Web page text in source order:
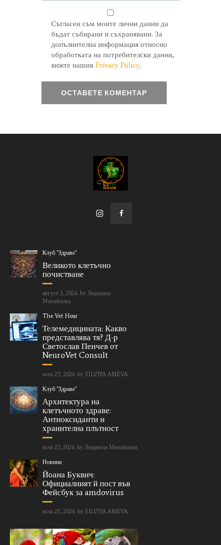
Съгласен съм моите лични данни да
бъдат събирани и съхранявани. За
допълнителна информация относно
обработката на потребителски данни,
вижте нашияPrivacy Policy.
Клуб "Здраве"
Великото клетъчно
почистване
август 3, 2026 by Людмила
Михайлова
The Vet Hour
Телемедицината: Какво
представлява тя? Д-р
Светослав Пенчев от
NeuroVet Consult
юли 29, 2026 by SILVIYA ANEVA
Клуб "Здраве"
Архитектура на
клетъчното здраве:
Антиоксиданти и
хранителна плътност
юли 27, 2026 by Людмила Михайлова
Новини
Йоана Буквич:
Официалният й пост във
Фейсбук за amdovirus
юли 25, 2026 by SILVIYA ANEVA